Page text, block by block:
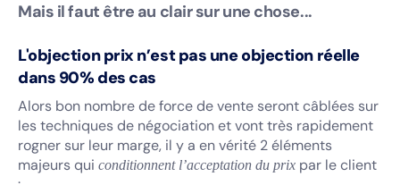
Mais il faut être au clair sur une chose...
L'objection prix n’est pas une objection réelle
dans 90% des cas
Alors bon nombre de force de vente seront câblées sur
les techniques de négociation et vont très rapidement
rogner sur leur marge, il y a en vérité 2 éléments
majeurs qui conditionnent l’acceptation du prix par le client